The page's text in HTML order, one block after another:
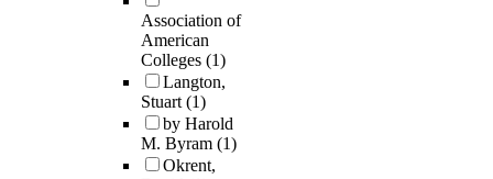
Association of
American
Colleges (1)
Langton,
Stuart(1)
by Harold
M. Byram (1)
Okrent,